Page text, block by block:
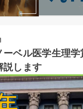
ーベル医学生理
説します